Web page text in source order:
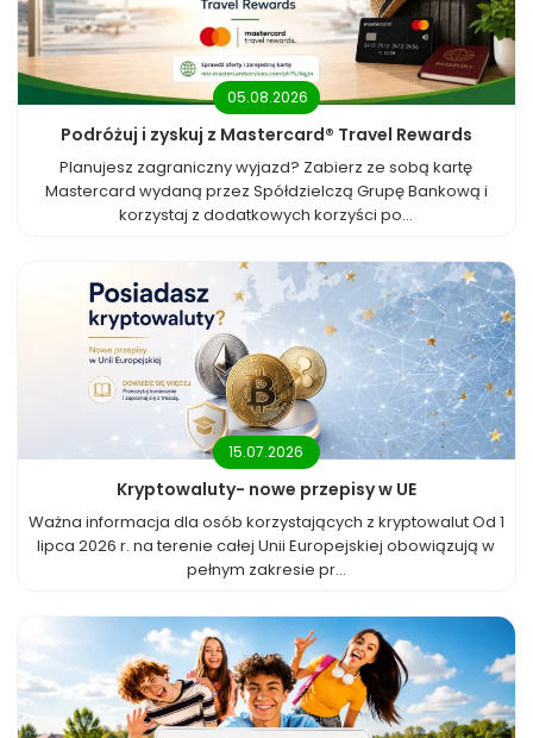
05.08.2026
Podróżuj i zyskuj z Mastercard® Travel Rewards
Planujesz zagraniczny wyjazd? Zabierz ze sobą kartę
Mastercard wydaną przez Spółdzielczą Grupę Bankową i
korzystaj z dodatkowych korzyści po...
15.07.2026
Kryptowaluty- nowe przepisy w UE
Ważna informacja dla osób korzystających z kryptowalut Od 1
lipca 2026 r. na terenie całej Unii Europejskiej obowiązują w
pełnym zakresie pr...